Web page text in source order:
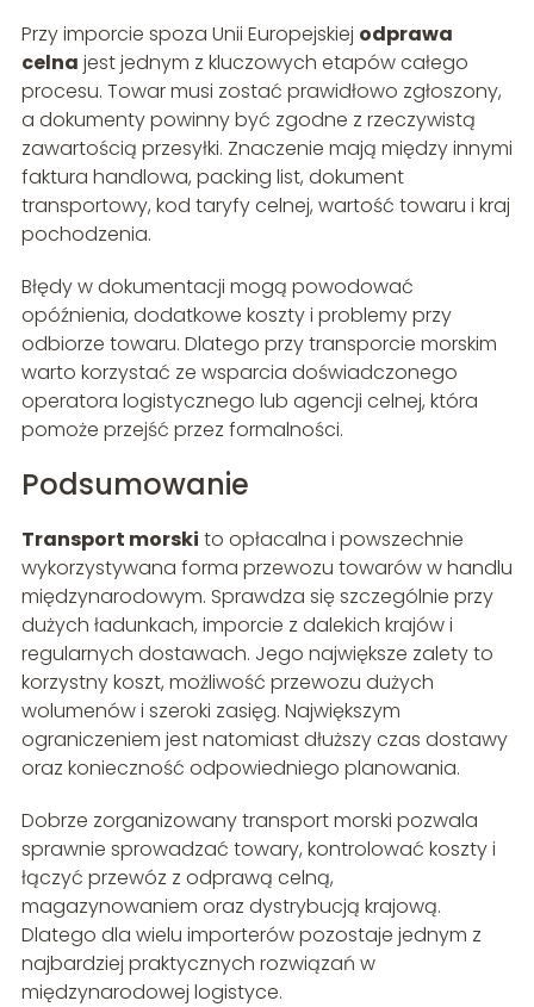
Przy imporcie spoza Unii Europejskiej odprawa
celna jest jednym z kluczowych etapów całego
procesu. Towar musi zostać prawidłowo zgłoszony,
a dokumenty powinny być zgodne z rzeczywistą
zawartością przesyłki. Znaczenie mają między innymi
faktura handlowa, packing list, dokument
transportowy, kod taryfy celnej, wartość towaru i kraj
pochodzenia.
Błędy w dokumentacji mogą powodować
opóźnienia, dodatkowe koszty i problemy przy
odbiorze towaru. Dlatego przy transporcie morskim
warto korzystać ze wsparcia doświadczonego
operatora logistycznego lub agencji celnej, która
pomoże przejść przez formalności.
Podsumowanie
Transport morski to opłacalna i powszechnie
wykorzystywana forma przewozu towarów w handlu
międzynarodowym. Sprawdza się szczególnie przy
dużych ładunkach, imporcie z dalekich krajów i
regularnych dostawach. Jego największe zalety to
korzystny koszt, możliwość przewozu dużych
wolumenów i szeroki zasięg. Największym
ograniczeniem jest natomiast dłuższy czas dostawy
oraz konieczność odpowiedniego planowania.
Dobrze zorganizowany transport morski pozwala
sprawnie sprowadzać towary, kontrolować koszty i
łączyć przewóz z odprawą celną,
magazynowaniem oraz dystrybucją krajową.
Dlatego dla wielu importerów pozostaje jednym z
najbardziej praktycznych rozwiązań w
międzynarodowej logistyce.